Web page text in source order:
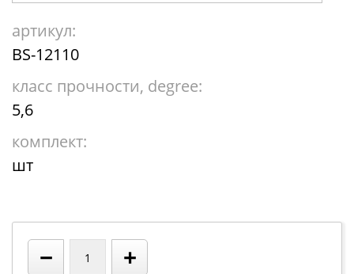
артикул:
BS-12110
класс прочности, degree:
5,6
комплект:
шт
− +